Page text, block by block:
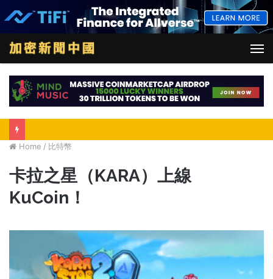
Home / 比特幣
卡拉之星（KARA）上線
KuCoin！